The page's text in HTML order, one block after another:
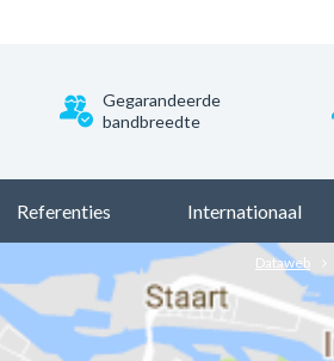
Gegarandeerde
bandbreedte
Referenties Internationaal
Dataweb